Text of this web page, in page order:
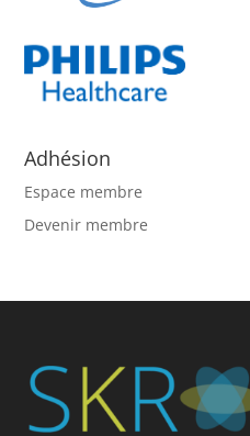
Adhésion
Espace membre
Devenir membre